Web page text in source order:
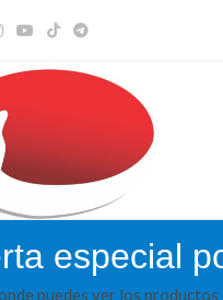
especial
puedes ver los